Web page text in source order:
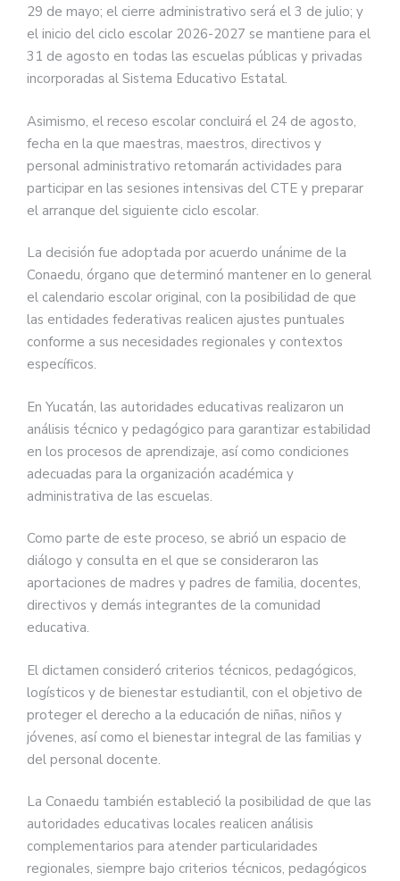
29 de mayo; el cierre administrativo será el 3 de julio; y
el inicio del ciclo escolar 2026-2027 se mantiene para el
31 de agosto en todas las escuelas públicas y privadas
incorporadas al Sistema Educativo Estatal.
Asimismo, el receso escolar concluirá el 24 de agosto,
fecha en la que maestras, maestros, directivos y
personal administrativo retomarán actividades para
participar en las sesiones intensivas del CTE y preparar
el arranque del siguiente ciclo escolar.
La decisión fue adoptada por acuerdo unánime de la
Conaedu, órgano que determinó mantener en lo general
el calendario escolar original, con la posibilidad de que
las entidades federativas realicen ajustes puntuales
conforme a sus necesidades regionales y contextos
específicos.
En Yucatán, las autoridades educativas realizaron un
análisis técnico y pedagógico para garantizar estabilidad
en los procesos de aprendizaje, así como condiciones
adecuadas para la organización académica y
administrativa de las escuelas.
Como parte de este proceso, se abrió un espacio de
diálogo y consulta en el que se consideraron las
aportaciones de madres y padres de familia, docentes,
directivos y demás integrantes de la comunidad
educativa.
El dictamen consideró criterios técnicos, pedagógicos,
logísticos y de bienestar estudiantil, con el objetivo de
proteger el derecho a la educación de niñas, niños y
jóvenes, así como el bienestar integral de las familias y
del personal docente.
La Conaedu también estableció la posibilidad de que las
autoridades educativas locales realicen análisis
complementarios para atender particularidades
regionales, siempre bajo criterios técnicos, pedagógicos